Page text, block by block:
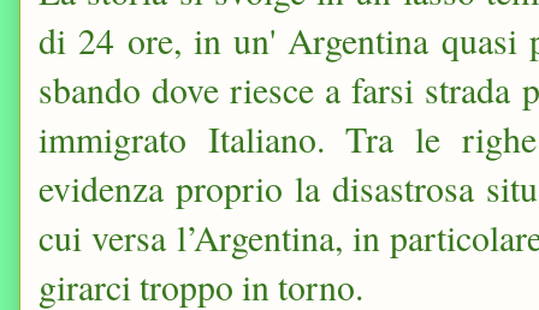
di 24 ore, in un' Argentina quasi
sbando dove riesce a farsi
immigrato Italiano. Tra le
evidenza proprio la disastrosa
cui versa l’Argentina, in
girarci troppo in torno.